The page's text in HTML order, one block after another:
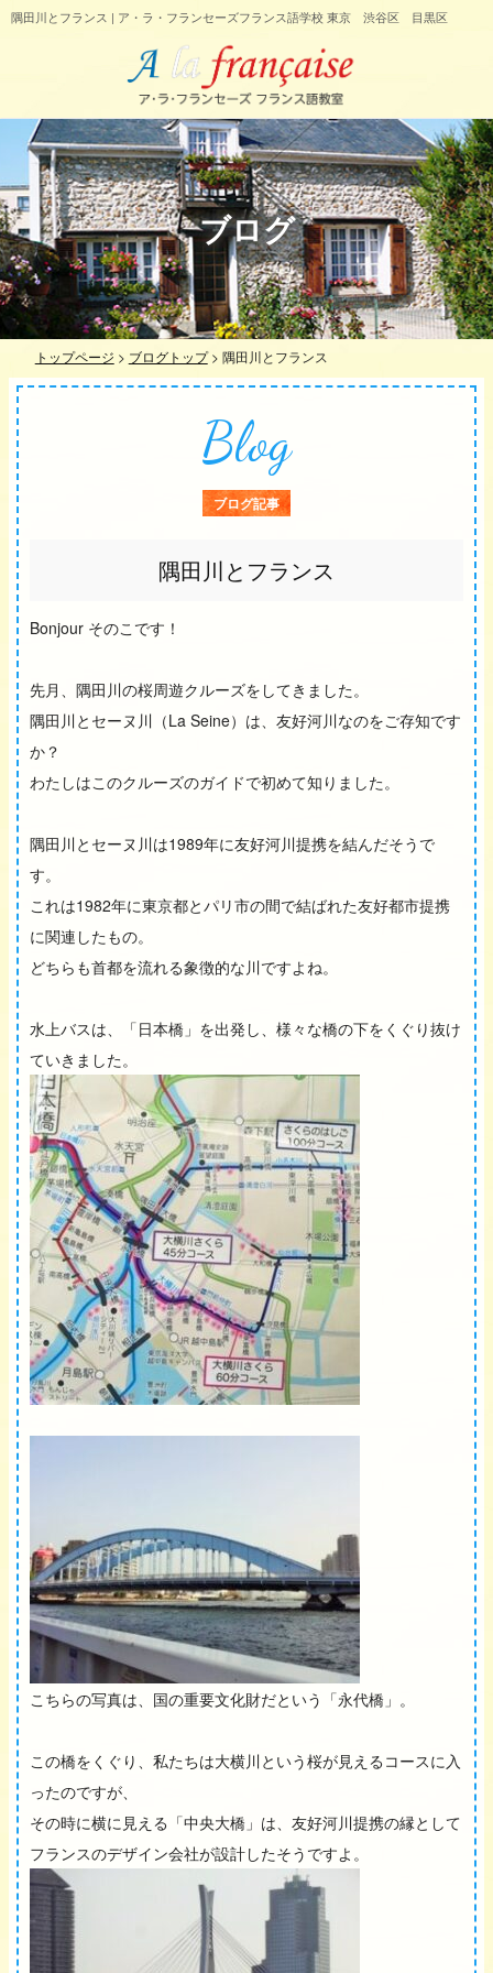
隅田川とフランス | ア・ラ・フランセーズフランス語学校 東京 渋谷区 目黒区
ブログ
トップページ > ブログトップ> 隅田川とフランス
Blog
ブログ記事
隅田川とフランス
Bonjour そのこです！
先月、隅田川の桜周遊クルーズをしてきました。
隅田川とセーヌ川（La Seine）は、友好河川なのをご存知です
か？
わたしはこのクルーズのガイドで初めて知りました。
隅田川とセーヌ川は1989年に友好河川提携を結んだそうで
す。
これは1982年に東京都とパリ市の間で結ばれた友好都市提携
に関連したもの。
どちらも首都を流れる象徴的な川ですよね。
水上バスは、「日本橋」を出発し、様々な橋の下をくぐり抜け
ていきました。
こちらの写真は、国の重要文化財だという「永代橋」。
この橋をくぐり、私たちは大横川という桜が見えるコースに入
ったのですが、
その時に横に見える「中央大橋」は、友好河川提携の縁として
フランスのデザイン会社が設計したそうですよ。